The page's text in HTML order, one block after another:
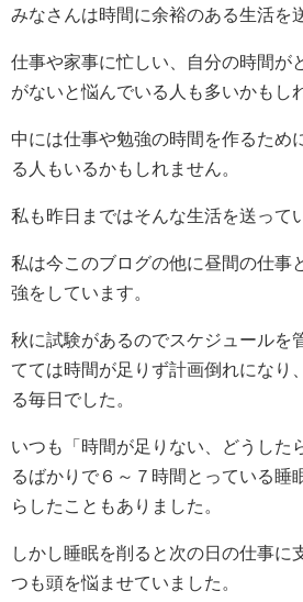
みなさんは時間に余裕のある生活を
仕事や家事に忙しい、自分の時間が
がないと悩んでいる人も多いかもし
中には仕事や勉強の時間を作るため
る人もいるかもしれません。
私も昨日まではそんな生活を送って
私は今このブログの他に昼間の仕事
強をしています。
秋に試験があるのでスケジュールを
てては時間が足りず計画倒れになり
る毎日でした。
いつも「時間が足りない、どうした
るばかりで６～７時間とっている睡
らしたこともありました。
しかし睡眠を削ると次の日の仕事に
つも頭を悩ませていました。